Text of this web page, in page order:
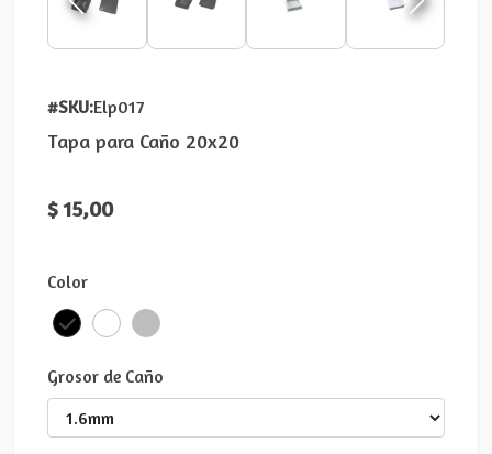
#SKU:Elp017
Tapa para Caño 20x20
$ 15,00
Color
Grosor de Caño